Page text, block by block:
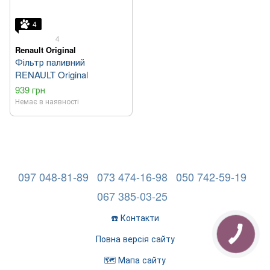
4
4
Renault Original
Фільтр паливний
RENAULT Original
939 грн
Немає в наявності
097 048-81-89 073 474-16-98 050 742-59-19
067 385-03-25
☎️ Контакти
Повна версія сайту
🗺️ Мапа сайту